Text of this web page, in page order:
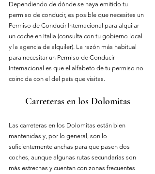
Dependiendo de dónde se haya emitido tu
permiso de conducir, es posible que necesites un
Permiso de Conducir Internacional para alquilar
un coche en Italia (consulta con tu gobierno local
y la agencia de alquiler). La razón más habitual
para necesitar un Permiso de Conducir
Internacional es que el alfabeto de tu permiso no
coincida con el del país que visitas.
Carreteras en los Dolomitas
Las carreteras en los Dolomitas están bien
mantenidas y, por lo general, son lo
suficientemente anchas para que pasen dos
coches, aunque algunas rutas secundarias son
más estrechas y cuentan con zonas frecuentes